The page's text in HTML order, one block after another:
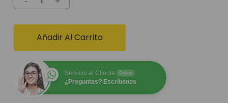
Añadir Al Carrito
Servicio al Cliente Online
¿Preguntas? Escríbenos